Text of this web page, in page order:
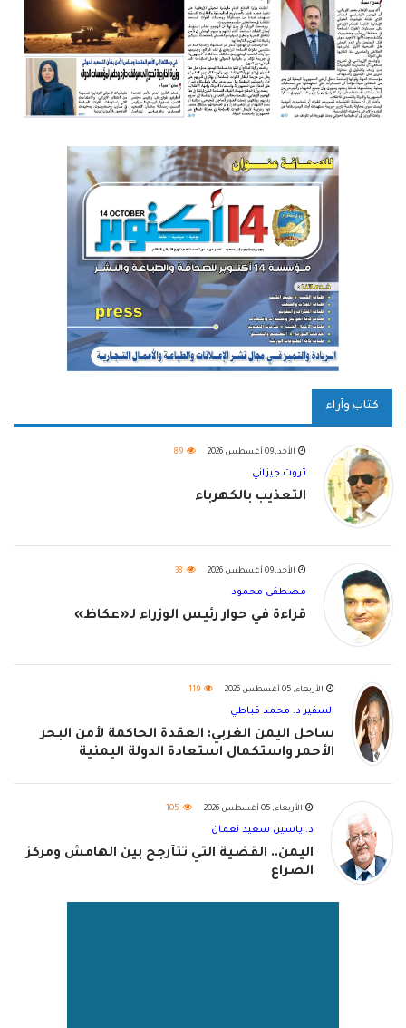
كتاب وآراء
الأحد, 09 أغسطس 2026 89
ثروت جيزاني
التعذيب بالكهرباء
الأحد, 09 أغسطس 2026 38
مصطفى محمود
قراءة في حوار رئيس الوزراء لـ«عكاظ»
الأربعاء, 05 أغسطس 2026 119
السفير د. محمد قباطي
ساحل اليمن الغربي: العقدة الحاكمة لأمن البحر
الأحمر واستكمال استعادة الدولة اليمنية
الأربعاء, 05 أغسطس 2026 105
د. ياسين سعيد نعمان
اليمن.. القضية التي تتأرجح بين الهامش ومركز
الصراع